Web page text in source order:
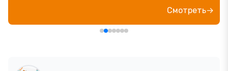
Смотреть→